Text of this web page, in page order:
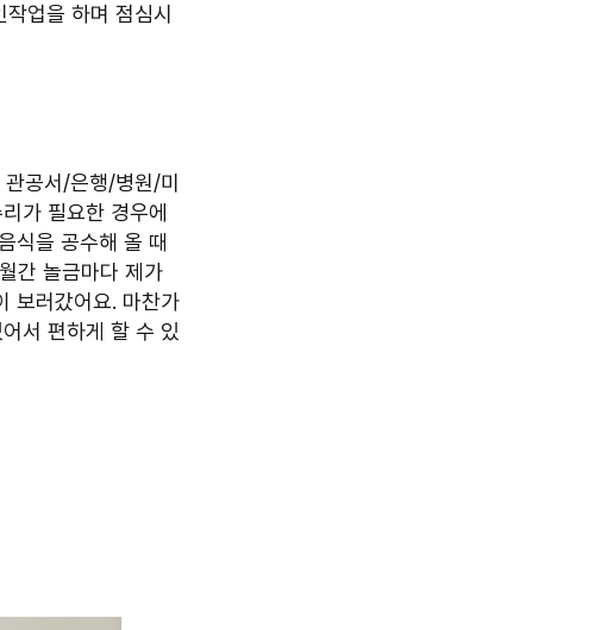
업을 하며 점심시
공서/은행/병원/미
가 필요한 경우에
식을 공수해 올 때
간 놀금마다 제가
보러갔어요. 마찬가
서 편하게 할 수 있